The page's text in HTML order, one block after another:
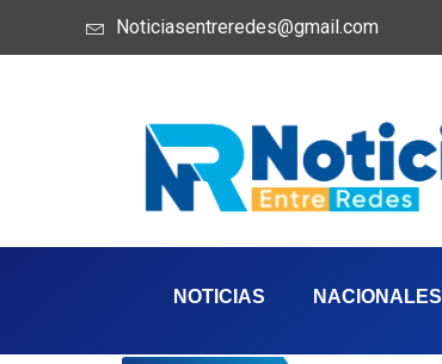
Noticiasentreredes@gmail.com
NOTICIAS NACIONALES